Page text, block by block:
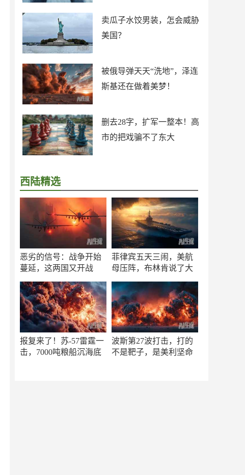
卖瓜子水饺男装，怎会威胁
美国？
被俄导弹天天“洗地”，泽连
斯基还在做着美梦！
删去28字，扩军一整本！高
市的把戏骗不了东大
西陆精选
恶劣的信号：战争开始
蔓延，这两国又开战
菲律宾五天三闹，美航
母压阵，布林肯说了大
报复来了！苏-57雷霆一
击，7000吨粮船沉海底
波斯第27波打击，打的
不是靶子，是美利坚命